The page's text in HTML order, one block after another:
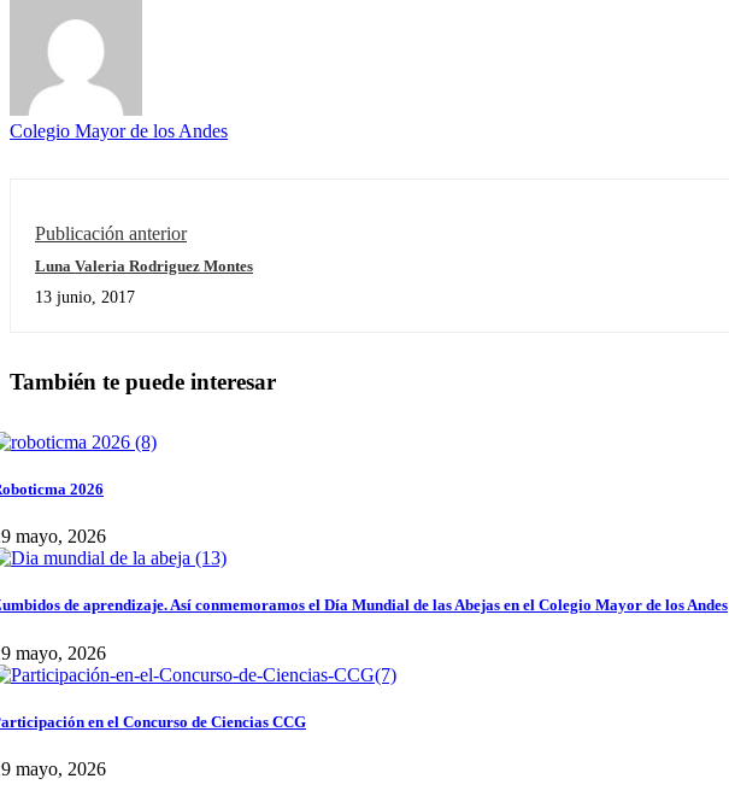
Colegio Mayor de los Andes
Publicación anterior
Luna Valeria Rodriguez Montes
13 junio, 2017
También te puede interesar
2026
mayo, 2026
de aprendizaje. Así conmemoramos el Día Mundial de las Abejas en el Colegio Mayor de los Andes
mayo, 2026
en el Concurso de Ciencias CCG
mayo, 2026